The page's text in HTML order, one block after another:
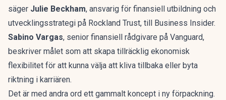
säger Julie Beckham, ansvarig för finansiell utbildning och
utvecklingsstrategi på Rockland Trust, till Business Insider.
Sabino Vargas, senior finansiell rådgivare på Vanguard,
beskriver målet som att skapa tillräcklig ekonomisk
flexibilitet för att kunna välja att kliva tillbaka eller byta
riktning i karriären.
Det är med andra ord ett gammalt koncept i ny förpackning.